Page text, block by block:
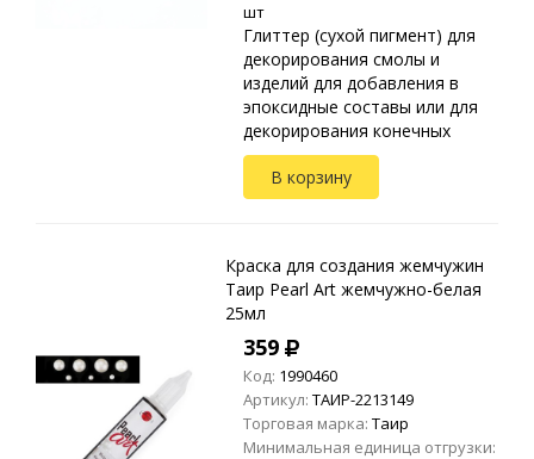
шт
Глиттер (сухой пигмент) для
декорирования смолы и
изделий для добавления в
эпоксидные составы или для
декорирования конечных
изделий. Благодаря большому
размеру частиц имеет
большой отражающий эффект
В корзину
Краска для создания жемчужин
Таир Pearl Art жемчужно-белая
25мл
359
Код: 1990460
Артикул: ТАИР-2213149
Торговая марка: Таир
Минимальная единица отгрузки: